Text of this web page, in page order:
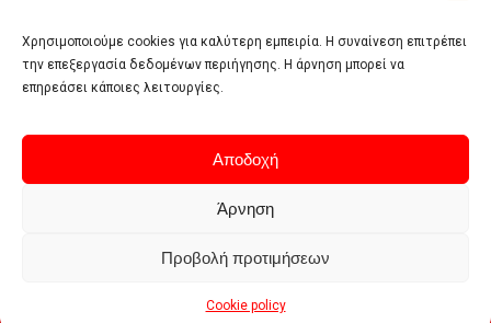
Χρησιμοποιούμε cookies για καλύτερη εμπειρία. Η συναίνεση επιτρέπει
την επεξεργασία δεδομένων περιήγησης. Η άρνηση μπορεί να
επηρεάσει κάποιες λειτουργίες.
Αποδοχή
Άρνηση
Προβολή προτιμήσεων
Cookie policy
Πολυτέλεια δεν είναι το αντίθετο της ανέχειας, είναι το αντίθετο της
Terms of use Privacy policy Cookie policy
© 2026 - Deluxe. All Rights Reserved.